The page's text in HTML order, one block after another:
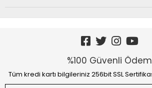
%100 Güvenli
Tüm kredi kartı bilgileriniz 256bit SSL